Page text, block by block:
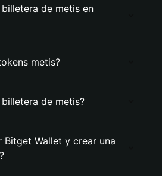
de metis en
metis?
de metis?
Bitget Wallet y crear una